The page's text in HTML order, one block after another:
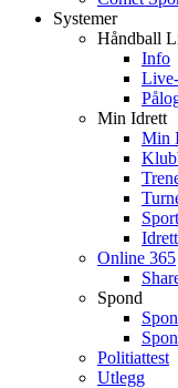
Systemer
Håndball
Info
Min Idrett
Min
Online 365
Spond
Politiattest
Utlegg